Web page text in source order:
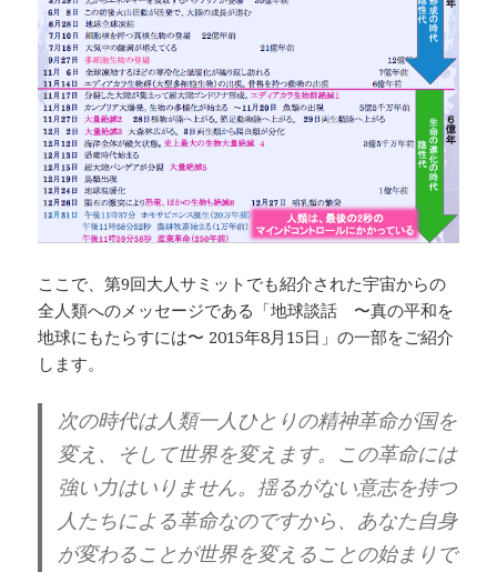
ここで、第9回大人サミットでも紹介された宇宙からの
全人類へのメッセージである「地球談話 〜真の平和を
地球にもたらすには〜 2015年8月15日」の一部をご紹介
します。
次の時代は人類一人ひとりの精神革命が国を
変え、そして世界を変えます。この革命には
強い力はいりません。揺るがない意志を持つ
人たちによる革命なのですから、あなた自身
が変わることが世界を変えることの始まりで